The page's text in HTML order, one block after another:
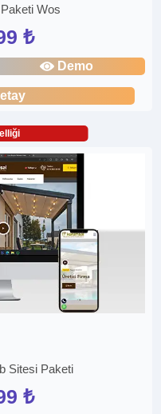
Wos
₺
Demo
Sitesi Paketi
₺